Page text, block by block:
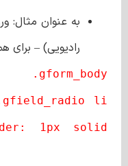
به عنوان مثال:
رادیویی) – برای
.gform_body
li
1px solid